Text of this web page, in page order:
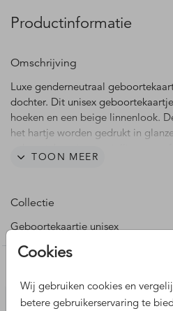
Cookies
Wij gebruiken cookies en
betere gebruikerservaring te
Productinformatie
Omschrijving
Luxe genderneutraal
dochter. Dit unisex
hoeken en een beige linnenlook.
het hartje worden gedrukt in
wens aan in onze online editor.
TOON MEER
Collectie
Geboortekaartje unisex